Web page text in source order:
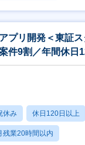
プリ開発＜東証
件9割／年間休日
休み 休日120日以上
残業20時間以内